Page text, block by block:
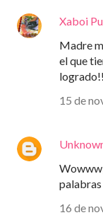
Xaboi
Madre
el que
15 de
palabras
16 de